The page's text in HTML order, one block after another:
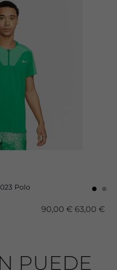
Polo
90,00 € 63,00 €
PUEDE